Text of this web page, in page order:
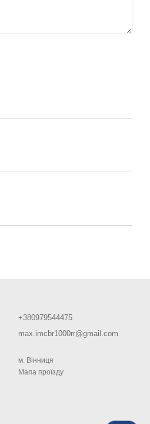
+380979544475
max.imcbr1000rr@gmail.com
м. Вiнниця
Мапа проїзду